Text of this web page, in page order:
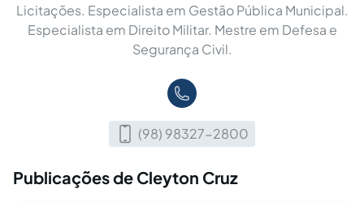
Licitações. Especialista em Gestão Pública Municipal.
Especialista em Direito Militar. Mestre em Defesa e
Segurança Civil.
(98) 98327-2800
Publicações de Cleyton Cruz